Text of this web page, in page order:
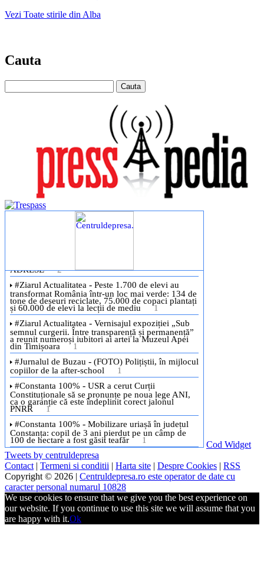
Vezi Toate stirile din Alba
Cauta
Cod Widget
Tweets by centruldepresa
Contact | Termeni si conditii | Harta site | Despre Cookies | RSS
Copyright © 2026 | Centruldepresa.ro este operator de date cu
caracter personal numarul 10828
We use cookies to ensure that we give you the best experience on
our website. If you continue to use this site we will assume that you
are happy with it.Ok